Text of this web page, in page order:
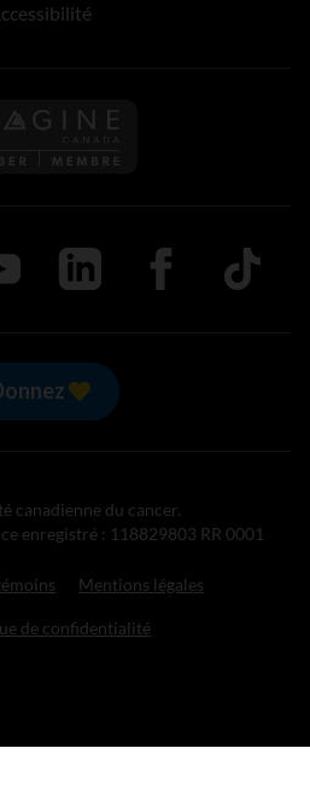
sur Instagram
nous sur Youtube
Suivez nous sur LinkedIn
Suivez nous sur
TikTok
canadienne du cancer.
enregistré : 118829803 RR 0001
Mentions légales
de confidentialité